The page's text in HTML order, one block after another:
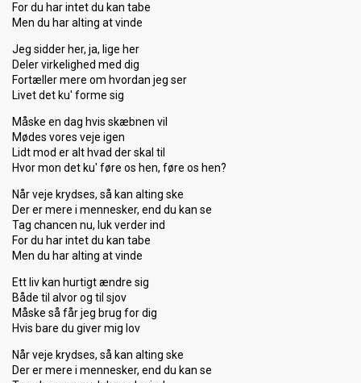
For du har intet du kan tabe
Men du har alting at vinde
Jeg sidder her, ja, lige her
Deler virkelighed med dig
Fortæller mere om hvordan jeg ser
Livet det ku' forme sig
Måske en dag hvis skæbnen vil
Mødes vores veje igen
Lidt mod er alt hvad der skal til
Hvor mon det ku' føre os hen, føre os hen?
Når veje krydses, så kan alting ske
Der er mere i mennesker, end du kan se
Tag chancen nu, luk verder ind
For du har intet du kan tabe
Men du har alting at vinde
Ett liv kan hurtigt ændre sig
Både til alvor og til sjov
Måske så får jeg brug for dig
Hvis bare du giver mig lov
Når veje krydses, så kan alting ske
Der er mere i mennesker, end du kan se